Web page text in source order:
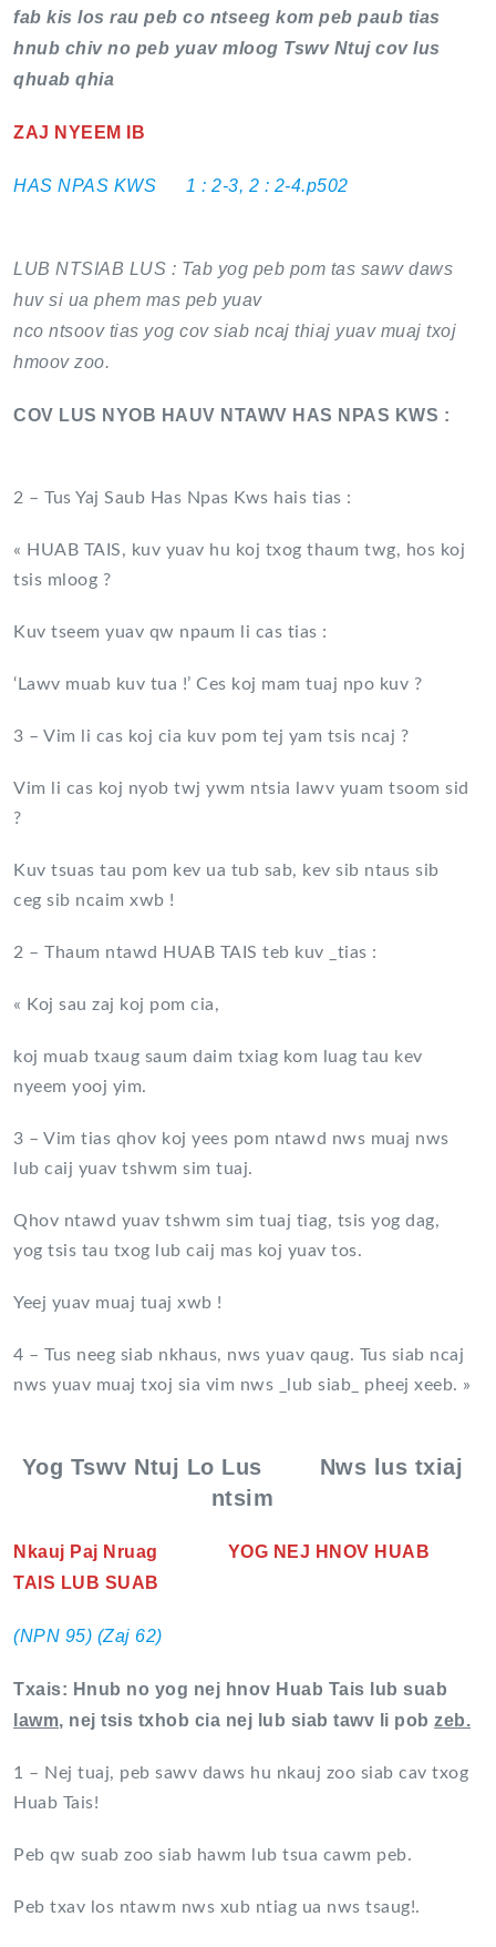
fab kis los rau peb co ntseeg kom peb paub tias
hnub chiv no peb yuav mloog Tswv Ntuj cov lus
qhuab qhia
ZAJ NYEEM IB
HAS NPAS KWS 1 : 2-3, 2 : 2-4.p502
LUB NTSIAB LUS : Tab yog peb pom tas sawv daws
huv si ua phem mas peb yuav
nco ntsoov tias yog cov siab ncaj thiaj yuav muaj txoj
hmoov zoo.
COV LUS NYOB HAUV NTAWV HAS NPAS KWS :
2 – Tus Yaj Saub Has Npas Kws hais tias :
« HUAB TAIS, kuv yuav hu koj txog thaum twg, hos koj
tsis mloog ?
Kuv tseem yuav qw npaum li cas tias :
‘Lawv muab kuv tua !’ Ces koj mam tuaj npo kuv ?
3 – Vim li cas koj cia kuv pom tej yam tsis ncaj ?
Vim li cas koj nyob twj ywm ntsia lawv yuam tsoom sid
?
Kuv tsuas tau pom kev ua tub sab, kev sib ntaus sib
ceg sib ncaim xwb !
2 – Thaum ntawd HUAB TAIS teb kuv _tias :
« Koj sau zaj koj pom cia,
koj muab txaug saum daim txiag kom luag tau kev
nyeem yooj yim.
3 – Vim tias qhov koj yees pom ntawd nws muaj nws
lub caij yuav tshwm sim tuaj.
Qhov ntawd yuav tshwm sim tuaj tiag, tsis yog dag,
yog tsis tau txog lub caij mas koj yuav tos.
Yeej yuav muaj tuaj xwb !
4 – Tus neeg siab nkhaus, nws yuav qaug. Tus siab ncaj
nws yuav muaj txoj sia vim nws _lub siab_ pheej xeeb. »
Yog Tswv Ntuj Lo Lus Nws lus txiaj
ntsim
Nkauj Paj Nruag YOG NEJ HNOV HUAB
TAIS LUB SUAB
(NPN 95) (Zaj 62)
Txais: Hnub no yog nej hnov Huab Tais lub suab
lawm, nej tsis txhob cia nej lub siab tawv li pob zeb.
1 – Nej tuaj, peb sawv daws hu nkauj zoo siab cav txog
Huab Tais!
Peb qw suab zoo siab hawm lub tsua cawm peb.
Peb txav los ntawm nws xub ntiag ua nws tsaug!.